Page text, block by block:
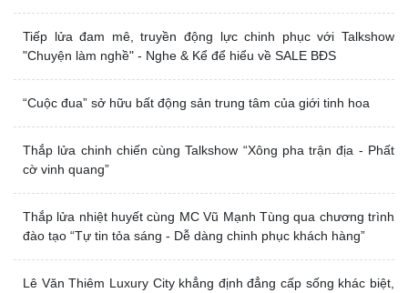
Tiếp lửa đam mê, truyền động lực chinh phục với Talkshow
"Chuyện làm nghề" - Nghe & Kể để hiểu về SALE BĐS
“Cuộc đua” sở hữu bất động sản trung tâm của giới tinh hoa
Thắp lửa chinh chiến cùng Talkshow “Xông pha trận địa - Phất
cờ vinh quang”
Thắp lửa nhiệt huyết cùng MC Vũ Mạnh Tùng qua chương trình
đào tạo “Tự tin tỏa sáng - Dễ dàng chinh phục khách hàng”
Lê Văn Thiêm Luxury City khẳng định đẳng cấp sống khác biệt,